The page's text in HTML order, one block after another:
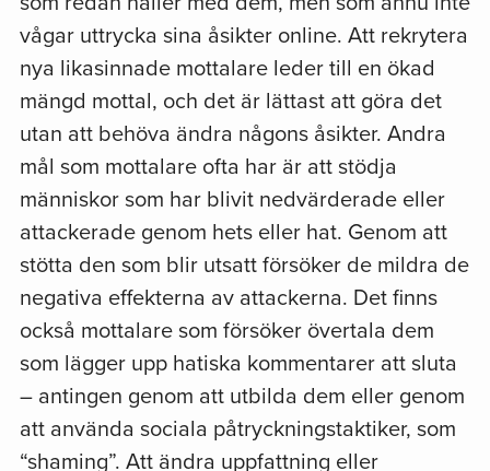
vågar uttrycka sina åsikter online. Att rekrytera
nya likasinnade mottalare leder till en ökad
mängd mottal, och det är lättast att göra det
utan att behöva ändra någons åsikter. Andra
mål som mottalare ofta har är att stödja
människor som har blivit nedvärderade eller
attackerade genom hets eller hat. Genom att
stötta den som blir utsatt försöker de mildra de
negativa effekterna av attackerna. Det finns
också mottalare som försöker övertala dem
som lägger upp hatiska kommentarer att sluta
– antingen genom att utbilda dem eller genom
att använda sociala påtryckningstaktiker, som
“shaming”. Att ändra uppfattning eller